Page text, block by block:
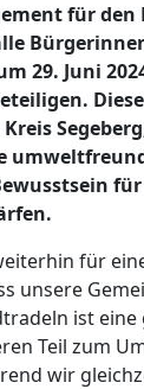
für
29. Juni
für
unsere
ist
Teil zum
wir